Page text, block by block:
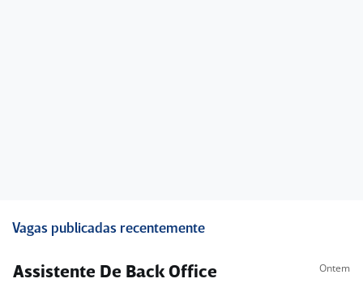
Vagas publicadas recentemente
Assistente De Back Office Ontem